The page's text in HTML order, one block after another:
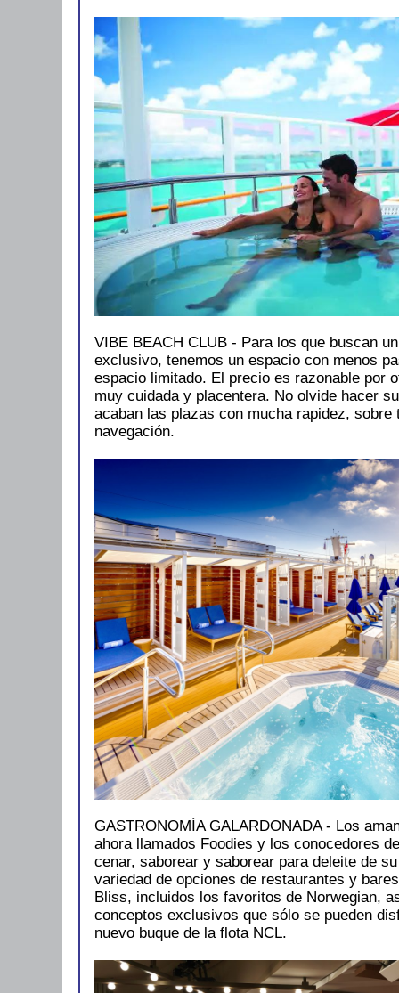
VIBE BEACH CLUB - Para los que buscan
exclusivo, tenemos un espacio con menos
espacio limitado. El precio es razonable por
muy cuidada y placentera. No olvide hacer
acaban las plazas con mucha rapidez, sobre
navegación.
GASTRONOMÍA GALARDONADA - Los
ahora llamados Foodies y los conocedores
cenar, saborear y saborear para deleite de
variedad de opciones de restaurantes y
Bliss, incluidos los favoritos de Norwegian,
conceptos exclusivos que sólo se pueden
nuevo buque de la flota NCL.